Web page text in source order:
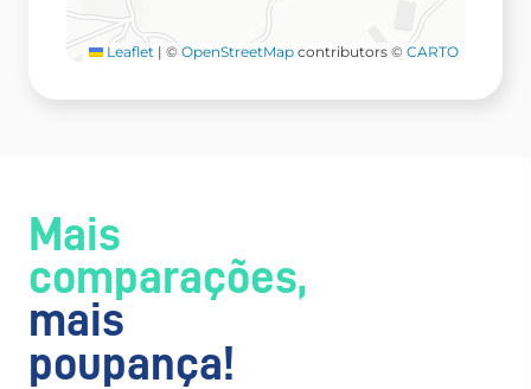
Leaflet | © OpenStreetMap contributors © CARTO
Mais
comparações,
mais
poupança!